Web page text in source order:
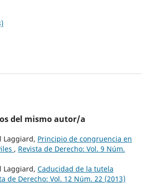
del mismo autor/a
Laggiard, Principio de congruencia en
, Revista de Derecho: Vol. 9 Núm.
Laggiard, Caducidad de la tutela
de Derecho: Vol. 12 Núm. 22 (2013)